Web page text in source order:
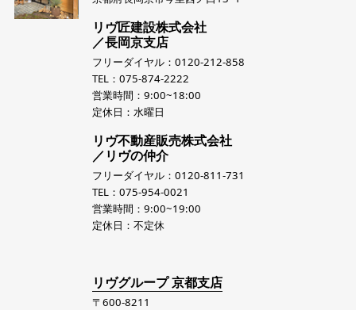
リヴ匠建設株式会社
／長岡京支店
フリーダイヤル：0120-212-858
TEL：075-874-2222
営業時間：9:00~18:00
定休日：水曜日
リヴ不動産販売株式会社
／リヴの仲介
フリーダイヤル：0120-811-731
TEL：075-954-0021
営業時間：9:00~19:00
定休日：不定休
リヴグループ 京都支店
〒600-8211